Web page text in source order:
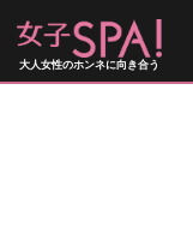
大人女性のホンネに向き合う